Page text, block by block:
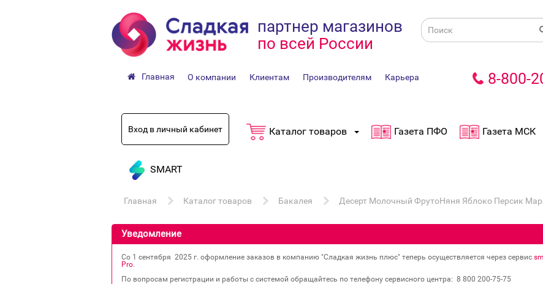
партнер магазинов
по всей России
Главная О компании Клиентам Производителям Карьера 8-800-
Вход в личный кабинет Каталог товаров Газета ПФО Газета МСК
SMART
Главная Каталог товаров Бакалея Десерт Молочный ФрутоНяня Яблоко Персик
Уведомление
Со 1 сентября 2025 г. оформление заказов в компанию "Сладкая жизнь плюс" теперь осуществляется через сервис
Pro.
По вопросам регистрации и работы с системой обращайтесь по телефону сервисного центра: 8 800 200‐75‐75